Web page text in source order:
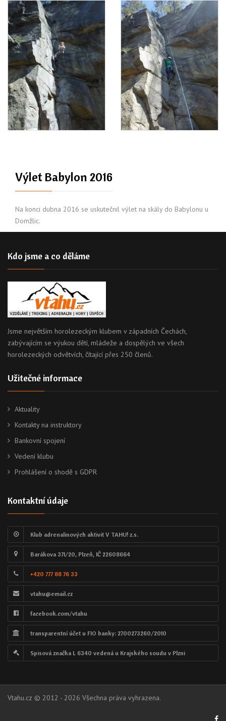
Výlet Babylon 2016
Na konci dubna 2016 se uskutečnil výlet na skály do Babylonu u
Domžlic.
Kdo jsme a co děláme
Jsme největším horolezeckým klubem v západních Čechách,
zabývajícím se výukou dětí, mládeže a dospělých ve všech
horolezeckých odvětvích, čítající přes 250 členů.
Užitečné informace
Aktuality
Kontakty na instruktory
Bankovní spojení
Vedení klubu
Prohlášení o shodě s GDPR
Kontaktní údaje
Klub adrenalinových aktivit V TAHU! z.s.
Barákova 371/20, Plzeň, IČ 22608664
+420 777 88 76 33
vtahu@email.cz
facebook.com/vtahu
transparentní účet u FIO banky: 2700273260/2010
Spisová značka L 6340 vedená u Krajského soudu v Plzni
Vtahu.cz © 2012 - 2026 Všechna práva vyhrazena.